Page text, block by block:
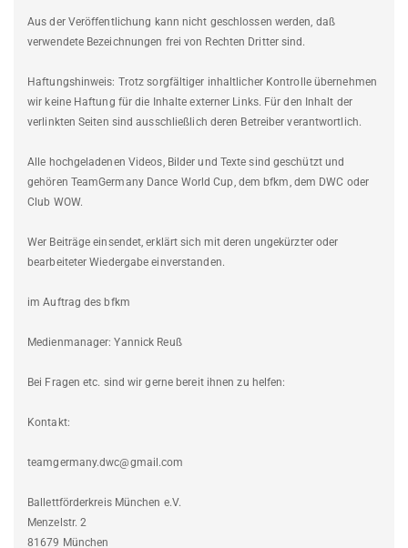
Aus der Veröffentlichung kann nicht geschlossen werden, daß
verwendete Bezeichnungen frei von Rechten Dritter sind.
Haftungshinweis: Trotz sorgfältiger inhaltlicher Kontrolle übernehmen
wir keine Haftung für die Inhalte externer Links. Für den Inhalt der
verlinkten Seiten sind ausschließlich deren Betreiber verantwortlich.
Alle hochgeladenen Videos, Bilder und Texte sind geschützt und
gehören TeamGermany Dance World Cup, dem bfkm, dem DWC oder
Club WOW.
Wer Beiträge einsendet, erklärt sich mit deren ungekürzter oder
bearbeiteter Wiedergabe einverstanden.
im Auftrag des bfkm
Medienmanager: Yannick Reuß
Bei Fragen etc. sind wir gerne bereit ihnen zu helfen:
Kontakt:
teamgermany.dwc@gmail.com
Ballettförderkreis München e.V.
Menzelstr. 2
81679 München